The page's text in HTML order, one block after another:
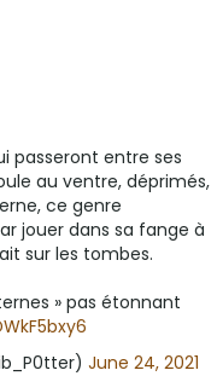
passeront entre ses
au ventre, déprimés,
ce genre
jouer dans sa fange à
sur les tombes.
» pas étonnant
June 24, 2021